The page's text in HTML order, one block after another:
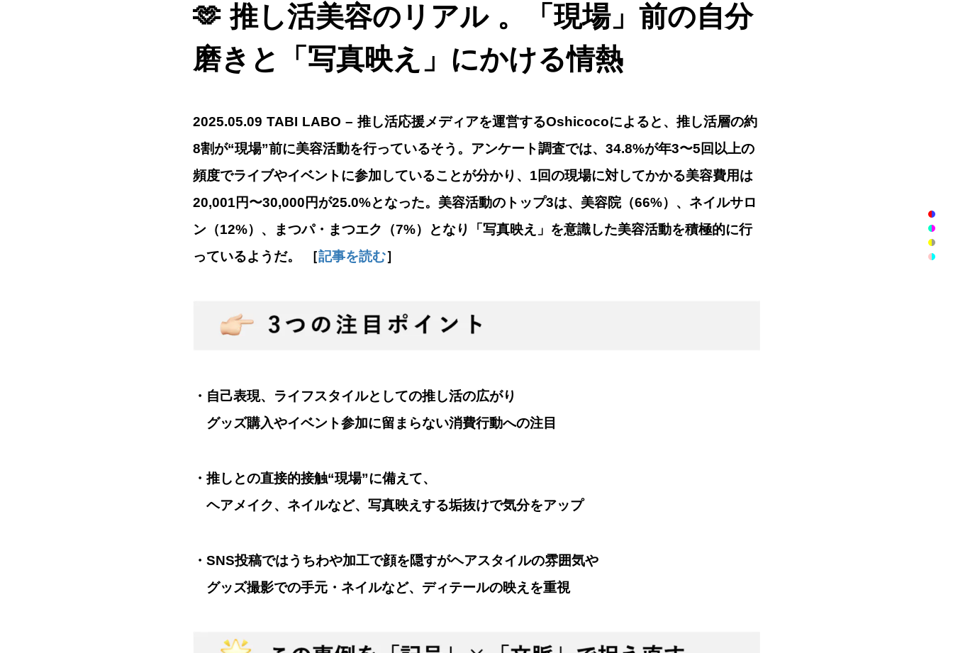
🫶 推し活美容のリアル 。「現場」前の自分
磨きと「写真映え」にかける情熱
2025.05.09 TABI LABO – 推し活応援メディアを運営するOshicocoによると、推し活層の約
8割が“現場”前に美容活動を行っているそう。アンケート調査では、34.8%が年3〜5回以上の
頻度でライブやイベントに参加していることが分かり、1回の現場に対してかかる美容費用は
20,001円〜30,000円が25.0%となった。美容活動のトップ3は、美容院（66%）、ネイルサロ
ン（12%）、まつパ・まつエク（7%）となり「写真映え」を意識した美容活動を積極的に行
っているようだ。 ［記事を読む］
・自己表現、ライフスタイルとしての推し活の広がり
グッズ購入やイベント参加に留まらない消費行動への注目
・推しとの直接的接触“現場”に備えて、
ヘアメイク、ネイルなど、写真映えする垢抜けで気分をアップ
・SNS投稿ではうちわや加工で顔を隠すがヘアスタイルの雰囲気や
グッズ撮影での手元・ネイルなど、ディテールの映えを重視